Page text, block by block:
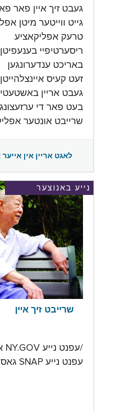
געבט זיך איין פאר
גייט ווייטער מיטן
טרעק אפליקאציע
ריסערטיפיי בענעפיטן
באריכט ענדערונגען
זעט קעיס איינצלהייטן
געבט אריין
בעט פאר די
שרייבט אונטער
לאגט אריין אין
נייע באנוצער
שרייבט זיך איין
/עפנט נייע NY.GOV אגסקאהאל
עפנט נייע SNAP גאס אקאונט